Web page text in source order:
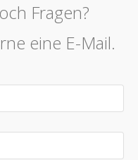
Fragen?
eine E-Mail.